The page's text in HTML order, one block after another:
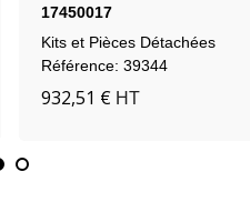
17450017
Kits et Pièces Détachées
Référence: 39344
932,51 € HT